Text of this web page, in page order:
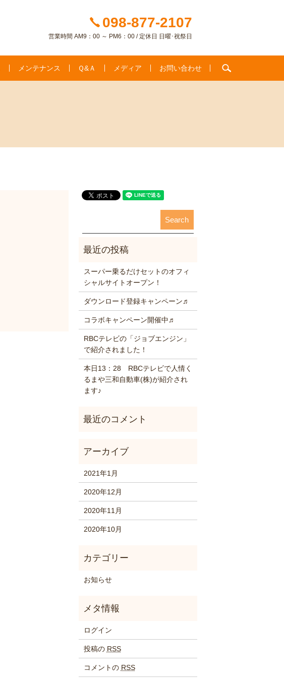
098-877-2107
営業時間 AM9：00 ～ PM6：00 / 定休日 日曜･祝祭日
メンテナンス Ｑ&Ａ メディア お問い合わせ
スーパー乗るだけセットのオフィ
シャルサイトオープン！
ダウンロード登録キャンペーン♬
コラボキャンペーン開催中♬
RBCテレビの「ジョブエンジン」
で紹介されました！
本日13：28 RBCテレビで人情く
るまや三和自動車(株)が紹介され
ます♪
2021年1月
2020年12月
2020年11月
2020年10月
お知らせ
ログイン
投稿の RSS
コメントの RSS